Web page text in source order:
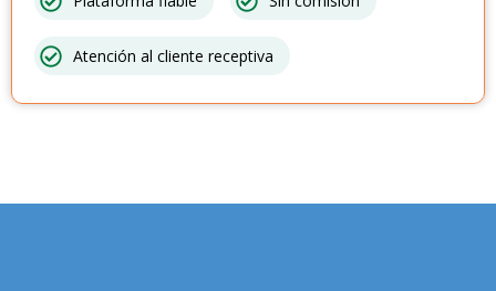
Atención al cliente receptiva